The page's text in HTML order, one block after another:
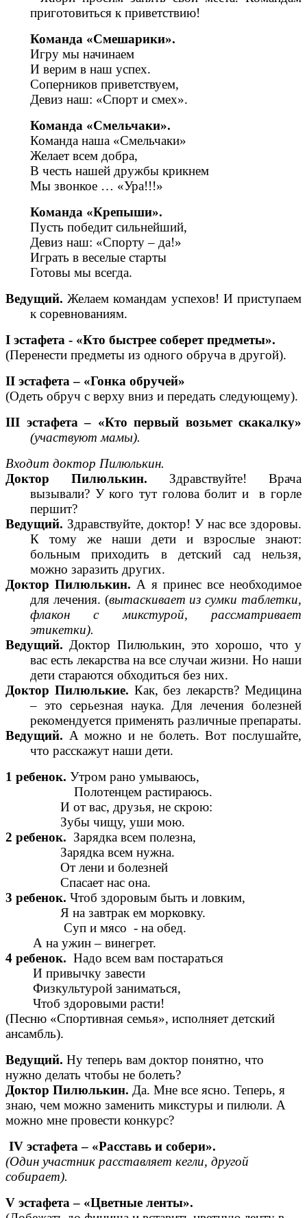
приготовиться к приветствию!
Команда «Смешарики».
Игру мы начинаем
И верим в наш успех.
Соперников приветствуем,
Девиз наш: «Спорт и смех».
Команда «Смельчаки».
Команда наша «Смельчаки»
Желает всем добра,
В честь нашей дружбы крикнем
Мы звонкое … «Ура!!!»
Команда «Крепыши».
Пусть победит сильнейший,
Девиз наш: «Спорту – да!»
Играть в веселые старты
Готовы мы всегда.
Ведущий.Желаем командам успехов! И приступаем
к соревнованиям.
I эстафета - «Кто быстрее соберет предметы».
(Перенести предметы из одного обруча в другой).
II эстафета – «Гонка обручей»
(Одеть обруч с верху вниз и передать следующему).
III эстафета – «Кто первый возьмет скакалку»
(участвуют мамы).
Входит доктор Пилюлькин.
Доктор Пилюлькин. Здравствуйте! Врача
вызывали? У кого тут голова болит и в горле
першит?
Ведущий. Здравствуйте, доктор! У нас все здоровы.
К тому же наши дети и взрослые знают:
больным приходить в детский сад нельзя,
можно заразить других.
Доктор Пилюлькин. А я принес все необходимое
для лечения. (вытаскивает из сумки таблетки,
флакон с микстурой, рассматривает
этикетки).
Ведущий. Доктор Пилюлькин, это хорошо, что у
вас есть лекарства на все случаи жизни. Но наши
дети стараются обходиться без них.
Доктор Пилюлькие. Как, без лекарств? Медицина
– это серьезная наука. Для лечения болезней
рекомендуется применять различные препараты.
Ведущий. А можно и не болеть. Вот послушайте,
что расскажут наши дети.
1 ребенок. Утром рано умываюсь,
Полотенцем растираюсь.
И от вас, друзья, не скрою:
Зубы чищу, уши мою.
2 ребенок. Зарядка всем полезна,
Зарядка всем нужна.
От лени и болезней
Спасает нас она.
3 ребенок. Чтоб здоровым быть и ловким,
Я на завтрак ем морковку.
Суп и мясо - на обед.
А на ужин – винегрет.
4 ребенок. Надо всем вам постараться
И привычку завести
Физкультурой заниматься,
Чтоб здоровыми расти!
(Песню «Спортивная семья», исполняет детский
ансамбль).
Ведущий. Ну теперь вам доктор понятно, что
нужно делать чтобы не болеть?
Доктор Пилюлькин. Да. Мне все ясно. Теперь, я
знаю, чем можно заменить микстуры и пилюли. А
можно мне провести конкурс?
IV эстафета – «Расставь и собери».
(Один участник расставляет кегли, другой
собирает).
V эстафета – «Цветные ленты».